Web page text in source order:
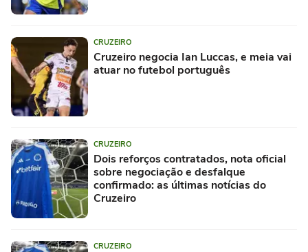
CRUZEIRO
Cruzeiro negocia Ian Luccas, e meia vai
atuar no futebol português
CRUZEIRO
Dois reforços contratados, nota oficial
sobre negociação e desfalque
confirmado: as últimas notícias do
Cruzeiro
CRUZEIRO